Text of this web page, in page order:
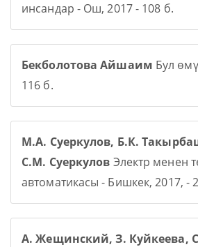
инсандар - Ош, 2017 - 108 б.
Бекболотова Айшаим Бул
116 б.
М.А. Суеркулов, Б.К.
С.М. Суеркулов Электр менен
автоматикасы - Бишкек, 2017, -
А. Жещинский, З. Куйкеева,